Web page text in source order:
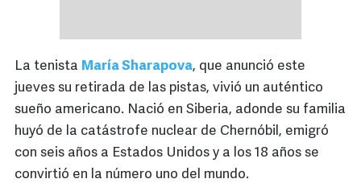
La tenista María Sharapova, que anunció este
jueves su retirada de las pistas, vivió un auténtico
sueño americano. Nació en Siberia, adonde su familia
huyó de la catástrofe nuclear de Chernóbil, emigró
con seis años a Estados Unidos y a los 18 años se
convirtió en la número uno del mundo.